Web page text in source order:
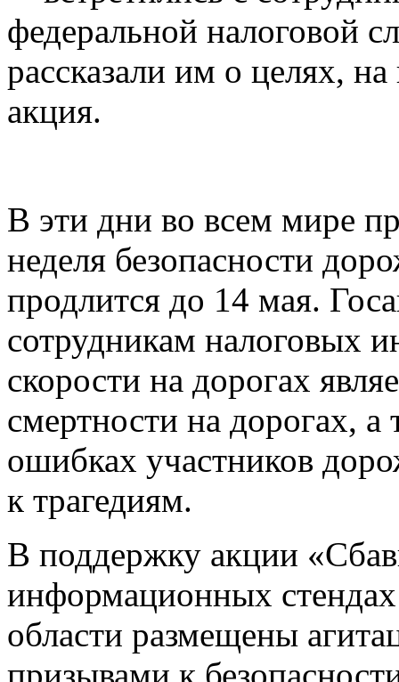
федеральной налоговой
рассказали им о целях,
акция.
В эти дни во всем мире
неделя безопасности
продлится до 14 мая.
сотрудникам налоговых
скорости на дорогах
смертности на дорогах, а
ошибках участников
к трагедиям.
В поддержку акции
информационных
области размещены